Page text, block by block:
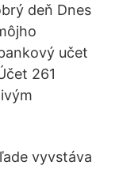
deň Dnes
učet
261
vyvstáva